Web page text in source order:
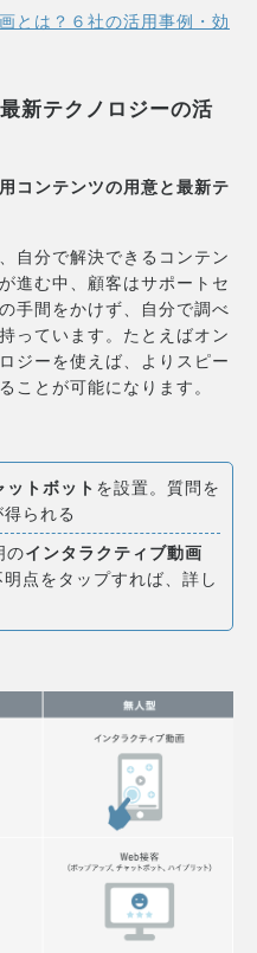
とは？６社の活用事例・効
新テクノロジーの活
コンテンツの用意と最新テ
自分で解決できるコンテン
進む中、顧客はサポートセ
手間をかけず、自分で調べ
っています。たとえばオン
ジーを使えば、よりスピー
ことが可能になります。
ットボット を設置。質問を
られる
のインタラクティブ動画
点をタップすれば、詳し